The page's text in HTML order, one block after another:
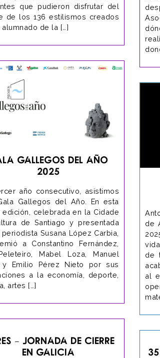
que pudieron disfrutar del
de los 136 estilismos creados
de la […]
Gallegos del Año
2025
año consecutivo, asistimos
Gallegos del Año. En esta
edición, celebrada en la Cidade
de Santiago y presentada
Susana López Carbia,
a Constantino Fernández,
Mabel Loza, Manuel
y Emilio Pérez Nieto por sus
a la economía, deporte,
artes […]
– Jornada de cierre
en Galicia
de
de
al